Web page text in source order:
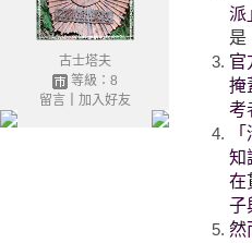
古士塔夫
等級：8
留言｜ 加入好友
派
是
官
掩
考
知
在
子
然